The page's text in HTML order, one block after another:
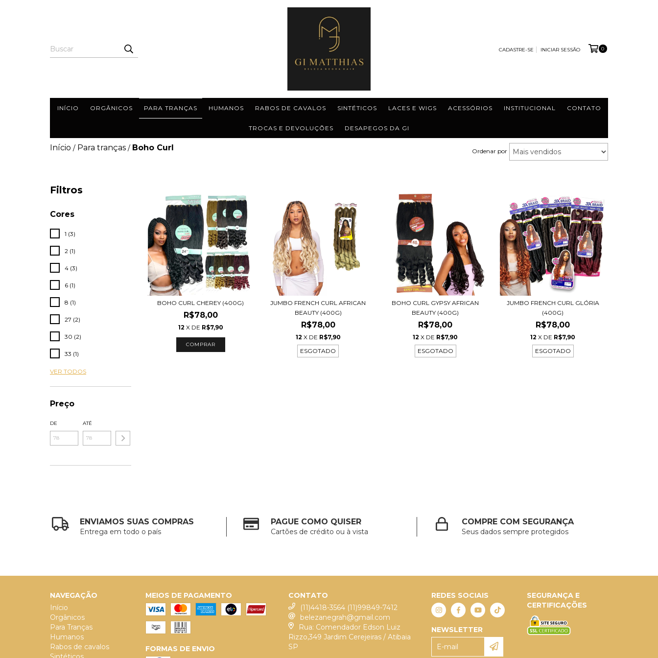
CADASTRE-SE INICIAR SESSÃO 0
INÍCIO ORGÂNICOS PARA TRANÇAS HUMANOS RABOS DE CAVALOS SINTÉTICOS LACES E WIGS ACESSÓRIOS INSTITUCIONAL CONTATO
TROCAS E DEVOLUÇÕES DESAPEGOS DA GI
Início / Para tranças / Boho Curl Ordenar por
Filtros
Cores
1 (3)
2 (1)
4 (3)
6 (1)
8 (1)
27 (2)
30 (2)
33 (1)
VER TODOS
Preço
DE ATÉ
BOHO CURL CHEREY (400G)
R$78,00
12 X DE R$7,90
COMPRAR
JUMBO FRENCH CURL AFRICAN
BEAUTY (400G)
R$78,00
12 X DE R$7,90
ESGOTADO
BOHO CURL GYPSY AFRICAN
BEAUTY (400G)
R$78,00
12 X DE R$7,90
ESGOTADO
JUMBO FRENCH CURL GLÓRIA
(400G)
R$78,00
12 X DE R$7,90
ESGOTADO
ENVIAMOS SUAS COMPRAS
Entrega em todo o país
PAGUE COMO QUISER
Cartões de crédito ou à vista
COMPRE COM SEGURANÇA
Seus dados sempre protegidos
NAVEGAÇÃO
Início
Orgânicos
Para Tranças
Humanos
Rabos de cavalos
MEIOS DE PAGAMENTO
FORMAS DE ENVIO
CONTATO
(11)4418-3564 (11)99849-7412
belezanegrah@gmail.com
Rua: Comendador Edson Luiz
Rizzo,349 Jardim Cerejeiras / Atibaia
SP
REDES SOCIAIS
NEWSLETTER
SEGURANÇA E
CERTIFICAÇÕES